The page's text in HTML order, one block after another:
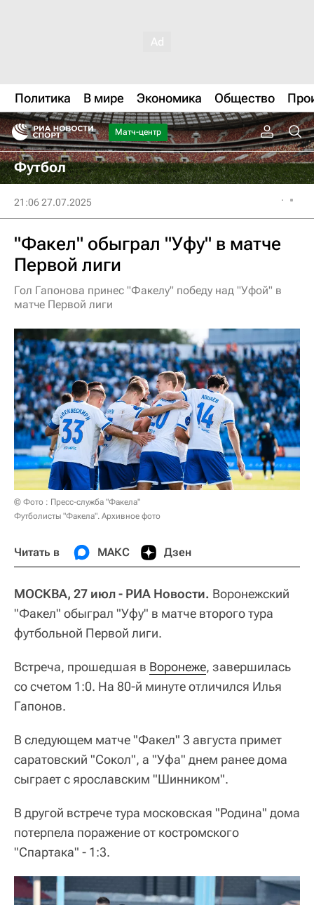
Политика В мире Экономика Общество
Матч-центр
Футбол
21:06 27.07.2025
"Факел" обыграл "Уфу" в матче
Первой лиги
Гол Гапонова принес "Факелу" победу над "Уфой" в
матче Первой лиги
© Фото : Пресс-служба "Факела"
Футболисты "Факела". Архивное фото
Читать в МАКС Дзен
МОСКВА, 27 июл - РИА Новости. Воронежский
"Факел" обыграл "Уфу" в матче второго тура
футбольной Первой лиги.
Встреча, прошедшая в Воронеже, завершилась
со счетом 1:0. На 80-й минуте отличился Илья
Гапонов.
В следующем матче "Факел" 3 августа примет
саратовский "Сокол", а "Уфа" днем ранее дома
сыграет с ярославским "Шинником".
В другой встрече тура московская "Родина" дома
потерпела поражение от костромского
"Спартака" - 1:3.